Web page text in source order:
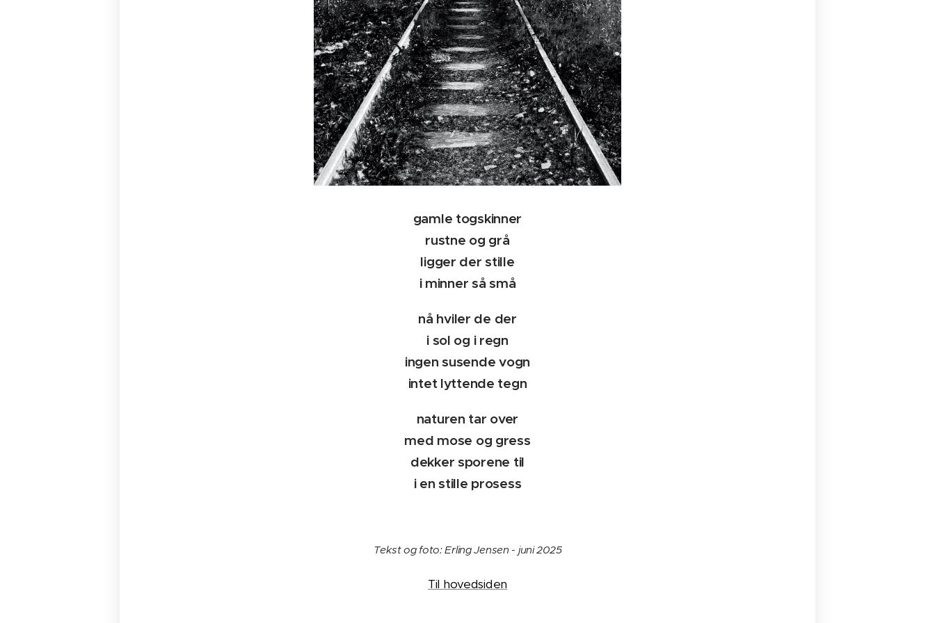
gamle togskinner
rustne og grå
ligger der stille
i minner så små
nå hviler de der
i sol og i regn
ingen susende vogn
intet lyttende tegn
naturen tar over
med mose og gress
dekker sporene til
i en stille prosess
Tekst og foto: Erling Jensen - juni 2025
Til hovedsiden